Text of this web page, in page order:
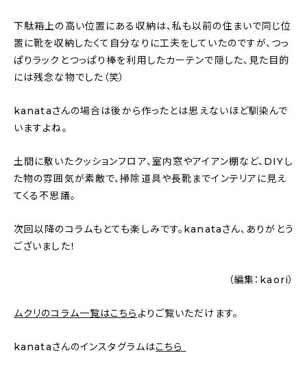
下駄箱上の高い位置にある収納は、私も以前の住まいで同じ位
置に靴を収納したくて自分なりに工夫をしていたのですが、つっ
ぱりラックとつっぱり棒を利用したカーテンで隠した、見た目的
には残念な物でした（笑）
kanataさんの場合は後から作ったとは思えないほど馴染んで
いますよね。
土間に敷いたクッションフロア、室内窓やアイアン棚など、DIYし
た物の雰囲気が素敵で、掃除道具や長靴までインテリアに見え
てくる不思議。
次回以降のコラムもとても楽しみです。kanataさん、ありがとう
ございました！
（編集：kaori）
ムクリのコラム一覧はこちら よりご覧いただけます。
kanataさんのインスタグラムはこちら